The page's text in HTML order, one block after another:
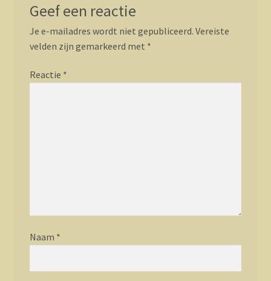
Geef een reactie
Je e-mailadres wordt niet gepubliceerd. Vereiste
velden zijn gemarkeerd met *
Reactie *
Naam *